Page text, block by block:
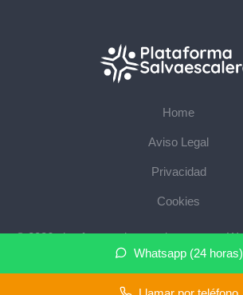
Whatsapp (24 horas)
Home
Aviso Legal
Privacidad
Cookies
© 2026 plataformasalvaescaleras.com ·
salvaescaleras en su provincia ·